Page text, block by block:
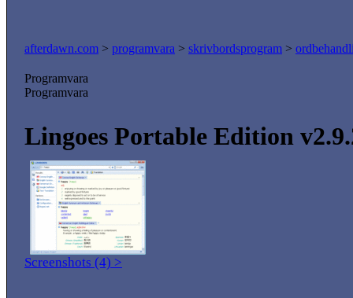
afterdawn.com > programvara > skrivbordsprogram >
Programvara
Programvara
Lingoes Portable Edition
Screenshots (4) >